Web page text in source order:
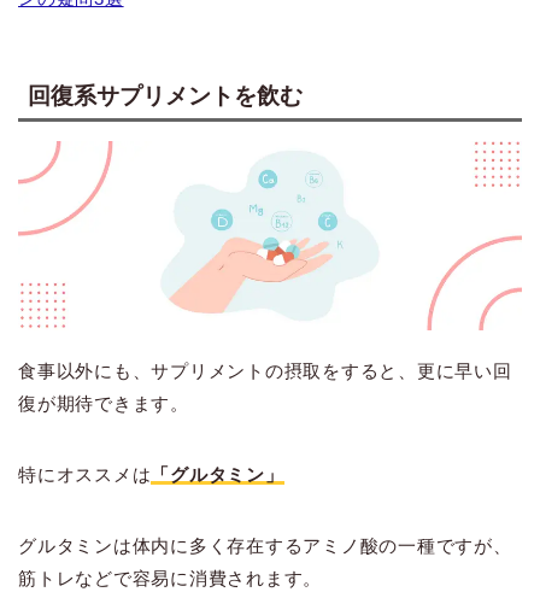
回復系サプリメントを飲む
食事以外にも、サプリメントの摂取をすると、更に早い回
復が期待できます。
特にオススメは 「グルタミン」
グルタミンは体内に多く存在するアミノ酸の一種ですが、
筋トレなどで容易に消費されます。